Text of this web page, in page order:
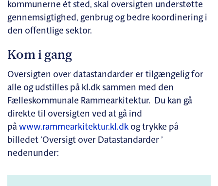
kommunerne ét sted, skal oversigten understøtte
gennemsigtighed, genbrug og bedre koordinering i
den offentlige sektor.
Kom i gang
Oversigten over datastandarder er tilgængelig for
alle og udstilles på kl.dk sammen med den
Fælleskommunale Rammearkitektur. Du kan gå
direkte til oversigten ved at gå ind
på www.rammearkitektur.kl.dk og trykke på
billedet ’Oversigt over Datastandarder ’
nedenunder: